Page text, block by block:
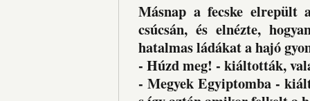
Másnap a fecske elrepült
csúcsán, és elnézte,
hatalmas ládákat a hajó
- Húzd meg! - kiáltották,
- Megyek Egyiptomba -